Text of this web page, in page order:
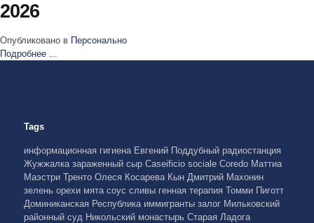
2026
Опубликовано в Персонально
Подробнее ...
Tags
информационная гигиена Евгений Поддубный радиостанция
Жужжалка зараженный сыр Caseificio sociale Coredo Маттиа
Маэстри Тренто Олеся Косарева Кын Дмитрий Махонин
зелень орехи мята соус сливы генная терапия Томми Пиготт
Доминиканская Республика иммигранты залог Мильковский
районный суд Никольский монастырь Старая Ладога